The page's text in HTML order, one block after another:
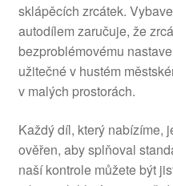
sklápěcích zrcátek.
autodílem zaručuje, že
bezproblémovému
užitečné v hustém
v malých prostorách.
Každý díl, který nabízíme,
ověřen, aby splňoval
naší kontrole můžete být